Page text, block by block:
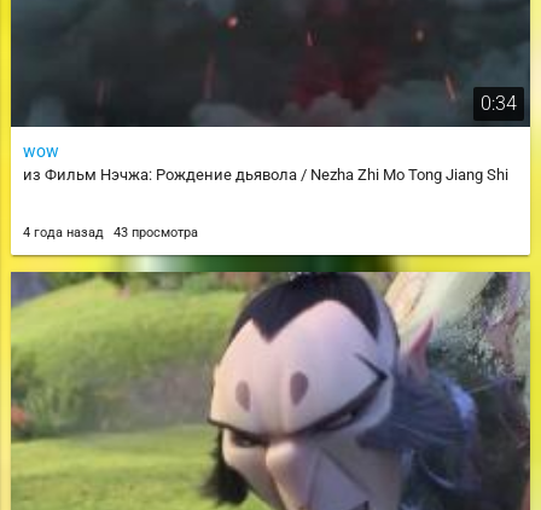
0:34
wow
из Фильм Нэчжа: Рождение дьявола / Nezha Zhi Mo Tong Jiang Shi
4 года назад 43 просмотра